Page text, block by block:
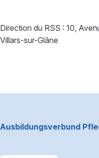
Direction du RSS : 10,
Villars-sur-Glâne
Ausbildungsverbund